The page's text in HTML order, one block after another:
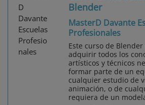
Blender
MasterD Davante
Profesionales
Este curso de
adquirir todos los
artísticos y técnicos
formar parte de un
cualquier estudio de
animación, o de
requiera de un